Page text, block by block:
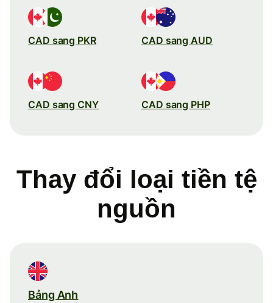
CAD sang PKR CAD sang AUD
CAD sang CNY CAD sang PHP
Thay đổi loại tiền tệ
nguồn
Bảng Anh